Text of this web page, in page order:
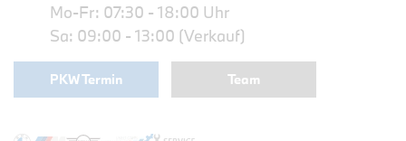
Mo-Fr: 07:30 - 18:00 Uhr
Sa: 09:00 - 13:00 (Verkauf)
PKW Termin Team